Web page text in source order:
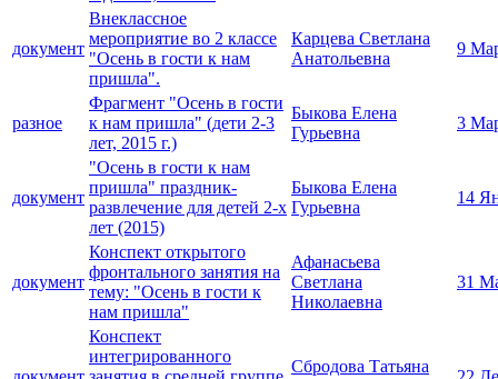
документ
Внеклассное
мероприятие во 2 классе
"Осень в гости к нам
пришла".
Карцева Светлана
Анатольевна
9
разное
Фрагмент "Осень в гости
к нам пришла" (дети 2-3
лет, 2015 г.)
Быкова Елена
Гурьевна
3
документ
"Осень в гости к нам
пришла" праздник-
развлечение для детей 2-х
лет (2015)
Быкова Елена
Гурьевна
14
документ
Конспект открытого
фронтального занятия на
тему: "Осень в гости к
нам пришла"
Афанасьева
Светлана
Николаевна
31
Конспект
интегрированного
Сбродова Татьяна